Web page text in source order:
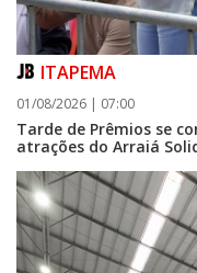
ITAPEMA
01/08/2026 | 07:00
Tarde de Prêmios se
atrações do Arraiá